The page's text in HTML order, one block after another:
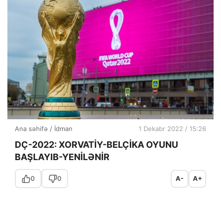
Ana səhifə / İdman 1 Dekabr 2022 / 15:26
DÇ-2022: XORVATİY-BELÇİKA OYUNU
BAŞLAYIB-YENİLƏNİR
0 0 A- A+